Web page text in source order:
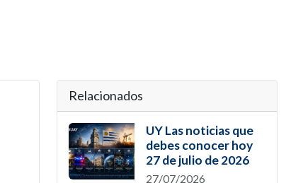
Relacionados
UY Las noticias que
debes conocer hoy
27 de julio de 2026
27/07/2026